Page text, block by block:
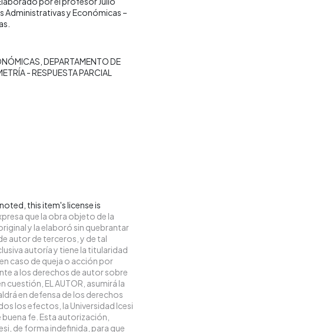
Administrativas y Económicas –
DEPARTAMENTO DE
- RESPUESTA PARCIAL
this item's license is
que la obra objeto de la
y la elaboró sin quebrantar
autor de terceros, y de tal
autoría y tiene la titularidad
caso de queja o acción por
a los derechos de autor sobre
EL AUTOR, asumirá la
en defensa de los derechos
los efectos, la Universidad Icesi
fe. Esta autorización,
de forma indefinida, para que